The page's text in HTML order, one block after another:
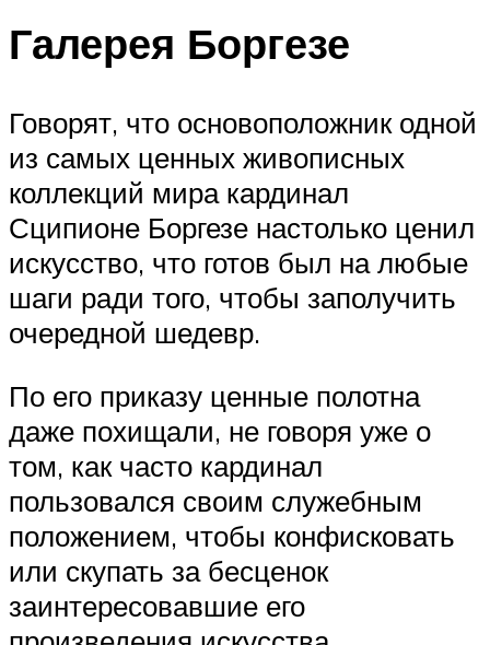
Галерея Боргезе
Говорят, что основоположник одной
из самых ценных живописных
коллекций мира кардинал
Сципионе Боргезе настолько ценил
искусство, что готов был на любые
шаги ради того, чтобы заполучить
очередной шедевр.
По его приказу ценные полотна
даже похищали, не говоря уже о
том, как часто кардинал
пользовался своим служебным
положением, чтобы конфисковать
или скупать за бесценок
заинтересовавшие его